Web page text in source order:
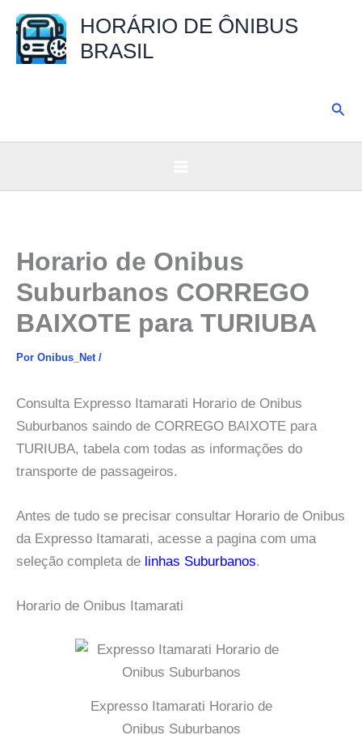
para
HORÁRIO DE ÔNIBUS
BRASIL
Horario de Onibus
Suburbanos CORREGO
BAIXOTE para TURIUBA
Por Onibus_Net /
Consulta Expresso Itamarati Horario de Onibus
Suburbanos saindo de CORREGO BAIXOTE para
TURIUBA, tabela com todas as informações do
transporte de passageiros.
Antes de tudo se precisar consultar Horario de Onibus
da Expresso Itamarati, acesse a pagina com uma
seleção completa de linhas Suburbanos.
Horario de Onibus Itamarati
Expresso Itamarati Horario de
Onibus Suburbanos